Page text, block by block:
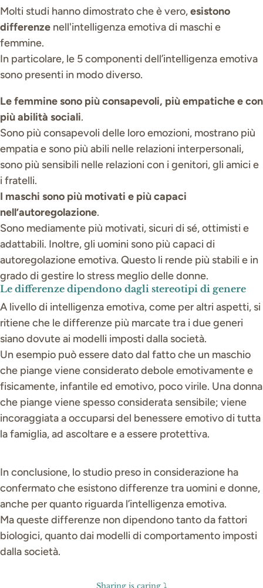
Molti studi hanno dimostrato che è vero,esistono
differenze nell'intelligenza emotiva di maschi e
femmine.
In particolare, le 5 componenti dell’intelligenza emotiva
sono presenti in modo diverso.
Le femmine sono più consapevoli, più empatiche e con
più abilità sociali.
Sono più consapevoli delle loro emozioni, mostrano più
empatia e sono più abili nelle relazioni interpersonali,
sono più sensibili nelle relazioni con i genitori, gli amici e
i fratelli.
I maschi sono più motivati e più capaci
nell’autoregolazione.
Sono mediamente più motivati, sicuri di sé, ottimisti e
adattabili. Inoltre, gli uomini sono più capaci di
autoregolazione emotiva. Questo li rende più stabili e in
grado di gestire lo stress meglio delle donne.
Le differenze dipendono dagli stereotipi di genere
A livello di intelligenza emotiva, come per altri aspetti, si
ritiene che le differenze più marcate tra i due generi
siano dovute ai modelli imposti dalla società.
Un esempio può essere dato dal fatto che un maschio
che piange viene considerato debole emotivamente e
fisicamente, infantile ed emotivo, poco virile. Una donna
che piange viene spesso considerata sensibile; viene
incoraggiata a occuparsi del benessere emotivo di tutta
la famiglia, ad ascoltare e a essere protettiva.
In conclusione, lo studio preso in considerazione ha
confermato che esistono differenze tra uomini e donne,
anche per quanto riguarda l’intelligenza emotiva.
Ma queste differenze non dipendono tanto da fattori
biologici, quanto dai modelli di comportamento imposti
dalla società.